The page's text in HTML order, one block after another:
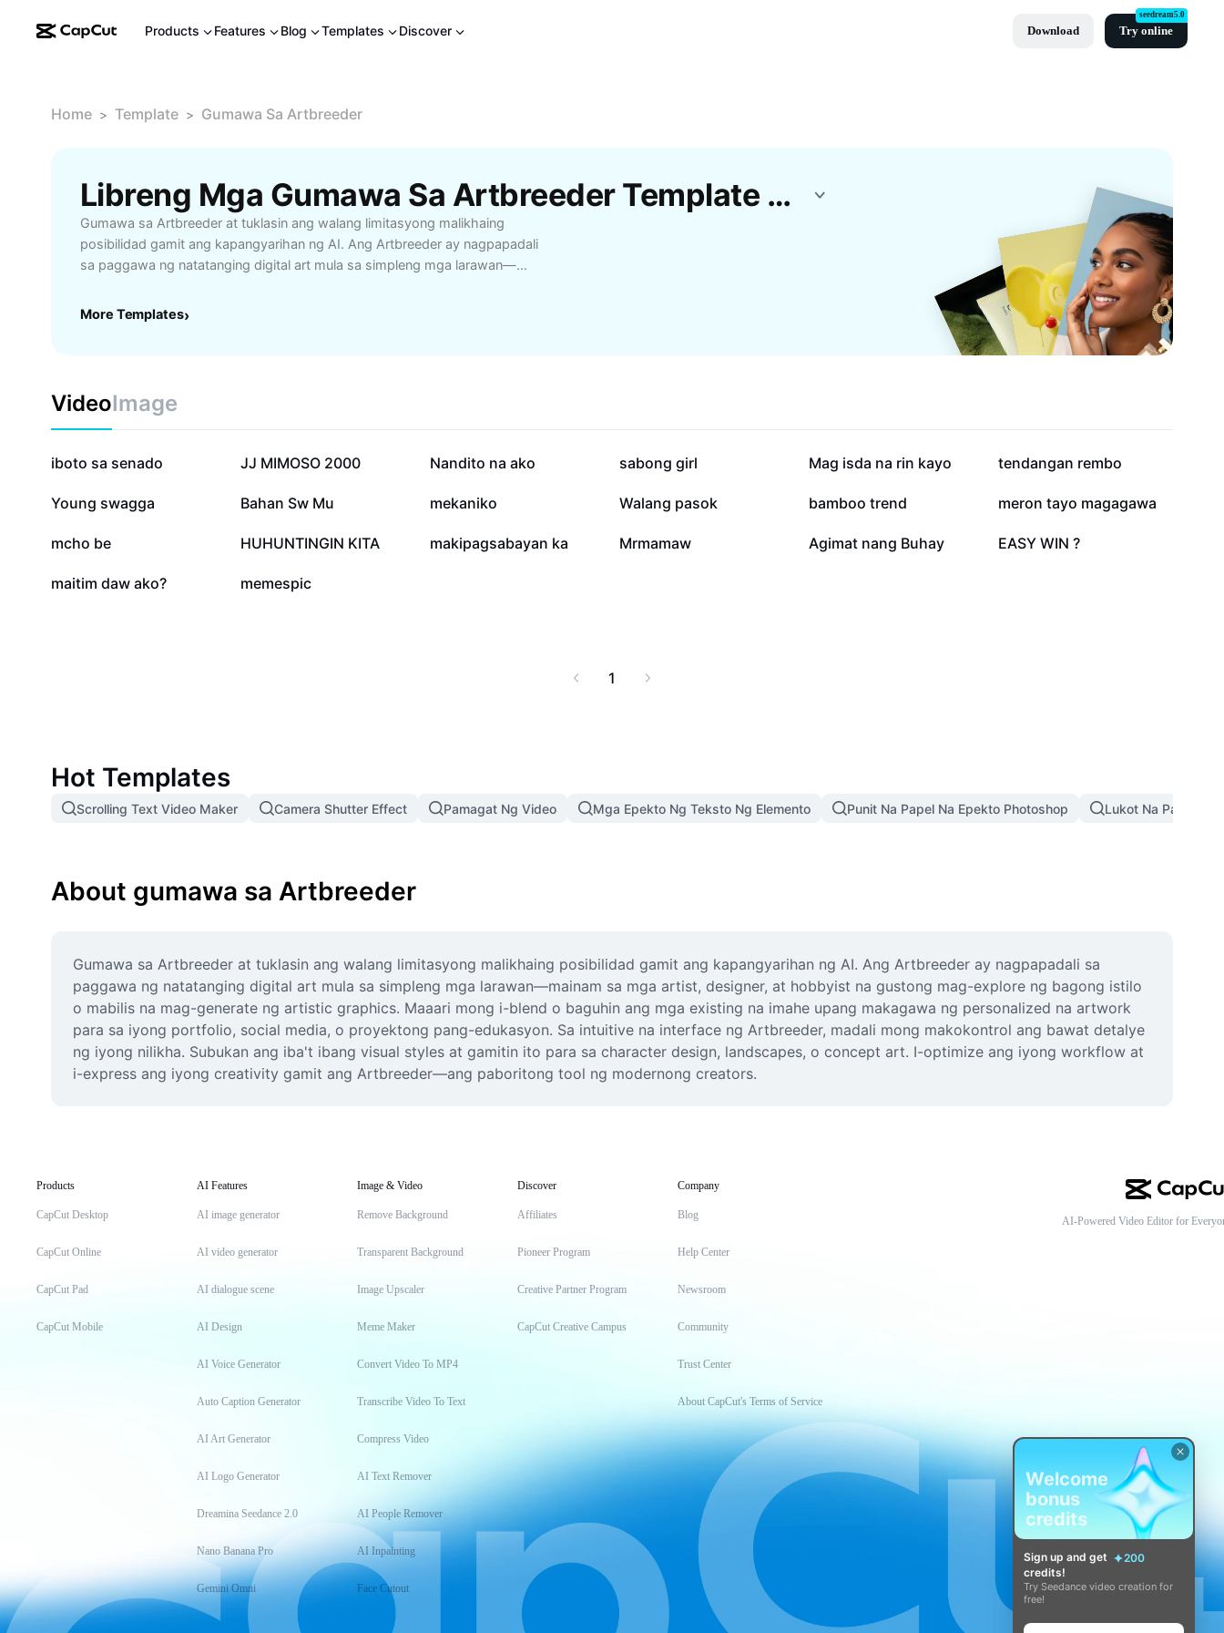
Products Features Blog Templates Discover Download Try online
seedream5.0
Home > Template > Gumawa Sa Artbreeder
Libreng Mga Gumawa Sa Artbreeder Template Mula Sa CapCut
Gumawa sa Artbreeder at tuklasin ang walang limitasyong malikhaing
posibilidad gamit ang kapangyarihan ng AI. Ang Artbreeder ay nagpapadali
sa paggawa ng natatanging digital art mula sa simpleng mga larawan—
bagong istilo o mabilis na mag-generate ng artistic graphics. Maaari mong i-
makokontrol ang bawat detalye ng iyong nilikha. Subukan ang iba't ibang
visual styles at gamitin ito para sa character design, landscapes, o concept
art. I-optimize ang iyong workflow at i-express ang iyong creativity gamit
ang Artbreeder—ang paboritong tool ng modernong creators.
More Templates›
VideoImage
90.1K
iboto sa senado 49.6K
JJ MIMOSO 2000 29.1K
Nandito na ako 13.3K
sabong girl 12.7K
Mag isda na rin kayo 8.3K
tendangan rembo
6.7K
Young swagga 6.6K
Bahan Sw Mu 5.4K
mekaniko 4.9K
Walang pasok 3.3K
bamboo trend 2.3K
meron tayo magagawa
1.9K
mcho be 1.9K
HUHUNTINGIN KITA 1K
makipagsabayan ka 838
Mrmamaw 419
Agimat nang Buhay 404
EASY WIN ?
341
maitim daw ako? 208
memespic
1
Hot Templates
Scrolling Text Video Maker Camera Shutter Effect Pamagat Ng Video Mga Epekto Ng Teksto Ng Elemento Punit Na Papel Na Epekto Photoshop Lukot Na Papel Na
About gumawa sa Artbreeder
Gumawa sa Artbreeder at tuklasin ang walang limitasyong malikhaing posibilidad gamit ang kapangyarihan ng AI. Ang Artbreeder ay nagpapadali sa
paggawa ng natatanging digital art mula sa simpleng mga larawan—mainam sa mga artist, designer, at hobbyist na gustong mag-explore ng bagong istilo
o mabilis na mag-generate ng artistic graphics. Maaari mong i-blend o baguhin ang mga existing na imahe upang makagawa ng personalized na artwork
para sa iyong portfolio, social media, o proyektong pang-edukasyon. Sa intuitive na interface ng Artbreeder, madali mong makokontrol ang bawat detalye
ng iyong nilikha. Subukan ang iba't ibang visual styles at gamitin ito para sa character design, landscapes, o concept art. I-optimize ang iyong workflow at
i-express ang iyong creativity gamit ang Artbreeder—ang paboritong tool ng modernong creators.
Products
CapCut Desktop
CapCut Online
CapCut Pad
CapCut Mobile
AI Features
AI image generator
AI video generator
AI dialogue scene
AI Design
AI Voice Generator
Auto Caption Generator
AI Art Generator
AI Logo Generator
Dreamina Seedance 2.0
Nano Banana Pro
Gemini Omni
Image & Video
Remove Background
Transparent Background
Image Upscaler
Meme Maker
Convert Video To MP4
Transcribe Video To Text
Compress Video
AI Text Remover
AI People Remover
AI Inpainting
Face Cutout
Discover
Affiliates
Pioneer Program
Creative Partner Program
CapCut Creative Campus
Company
Blog
Help Center
Newsroom
Community
Trust Center
About CapCut's Terms of Service
AI-Powered Video Editor for
Welcome
bonus
credits
Sign up and get
200
credits!
Try Seedance video creation for
free!